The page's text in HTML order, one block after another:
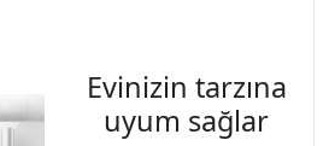
Evinizin tarzına
uyum sağlar